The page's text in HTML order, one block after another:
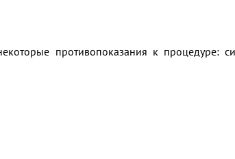
противопоказания к процедуре: